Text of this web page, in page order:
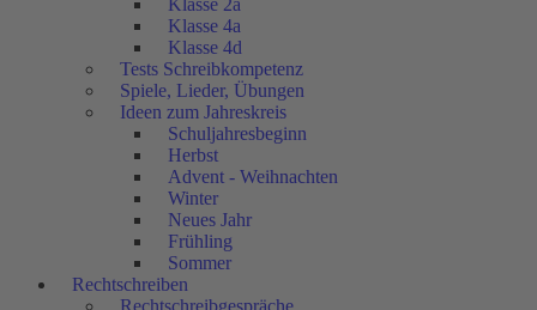
Klasse 4a
Klasse 4d
Tests Schreibkompetenz
Spiele, Lieder, Übungen
Ideen zum Jahreskreis
Schuljahresbeginn
Herbst
Advent - Weihnachten
Winter
Neues Jahr
Frühling
Sommer
Rechtschreiben
Rechtschreibgespräche